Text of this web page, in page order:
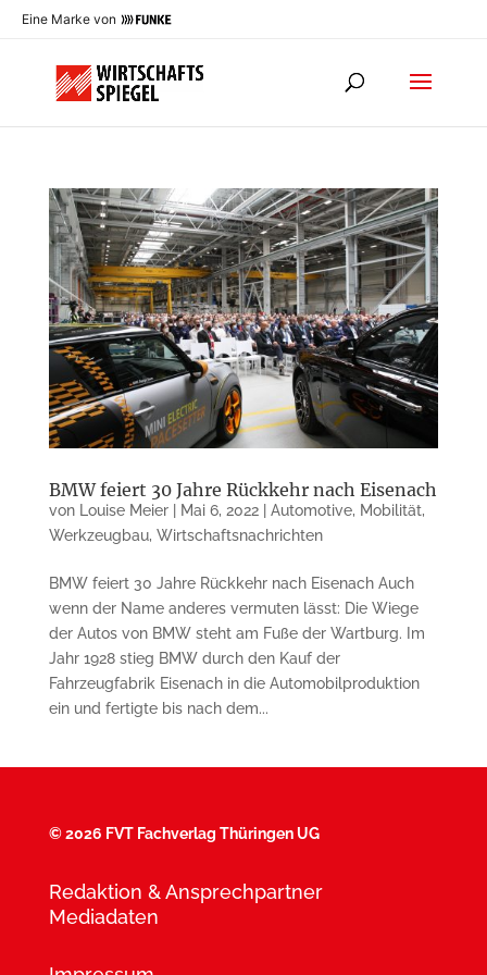
Eine Marke von
BMW feiert 30 Jahre Rückkehr nach Eisenach
von Louise Meier| Mai 6, 2022| Automotive, Mobilität,
Werkzeugbau, Wirtschaftsnachrichten
BMW feiert 30 Jahre Rückkehr nach Eisenach Auch
wenn der Name anderes vermuten lässt: Die Wiege
der Autos von BMW steht am Fuße der Wartburg. Im
Jahr 1928 stieg BMW durch den Kauf der
Fahrzeugfabrik Eisenach in die Automobilproduktion
ein und fertigte bis nach dem...
©2026 FVT Fachverlag Thüringen UG
Redaktion & Ansprechpartner
Mediadaten